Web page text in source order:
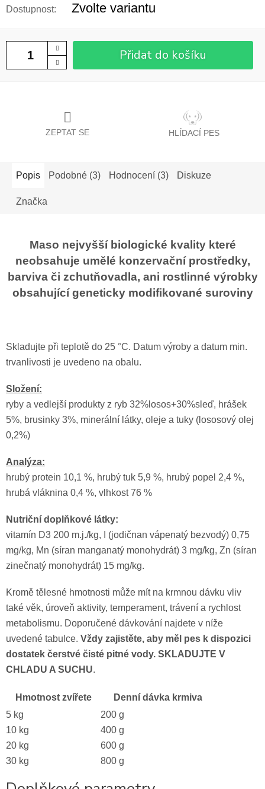
Zvolte variantu
Přidat do košíku
ZEPTAT SE HLÍDACÍ PES
Popis Podobné (3) Hodnocení (3) Diskuze
Značka
Maso nejvyšší biologické kvality které
neobsahuje umělé konzervační prostředky,
barviva či zchutňovadla, ani rostlinné výrobky
obsahující geneticky modifikované suroviny
Skladujte při teplotě do 25 °C. Datum výroby a datum min.
trvanlivosti je uvedeno na obalu.
Složení:
ryby a vedlejší produkty z ryb 32%losos+30%sleď, hrášek
5%, brusinky 3%, minerální látky, oleje a tuky (lososový olej
0,2%)
Analýza:
hrubý protein 10,1 %, hrubý tuk 5,9 %, hrubý popel 2,4 %,
hrubá vláknina 0,4 %, vlhkost 76 %
Nutriční doplňkové látky:
vitamín D3 200 m.j./kg, I (jodičnan vápenatý bezvodý) 0,75
mg/kg, Mn (síran manganatý monohydrát) 3 mg/kg, Zn (síran
zinečnatý monohydrát) 15 mg/kg.
Kromě tělesné hmotnosti může mít na krmnou dávku vliv
také věk, úroveň aktivity, temperament, trávení a rychlost
metabolismu. Doporučené dávkování najdete v níže
uvedené tabulce. Vždy zajistěte, aby měl pes k dispozici
dostatek čerstvé čisté pitné vody. SKLADUJTE V
CHLADU A SUCHU.
Hmotnost zvířete
Denní dávka krmiva
5 kg
200 g
10 kg
400 g
20 kg
600 g
30 kg
800 g